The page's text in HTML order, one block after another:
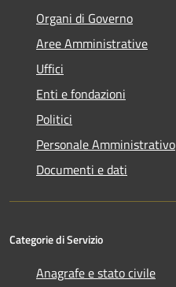
Organi di Governo
Aree Amministrative
Uffici
Enti e fondazioni
Politici
Personale Amministrativo
Documenti e dati
Categorie di Servizio
Anagrafe e stato civile